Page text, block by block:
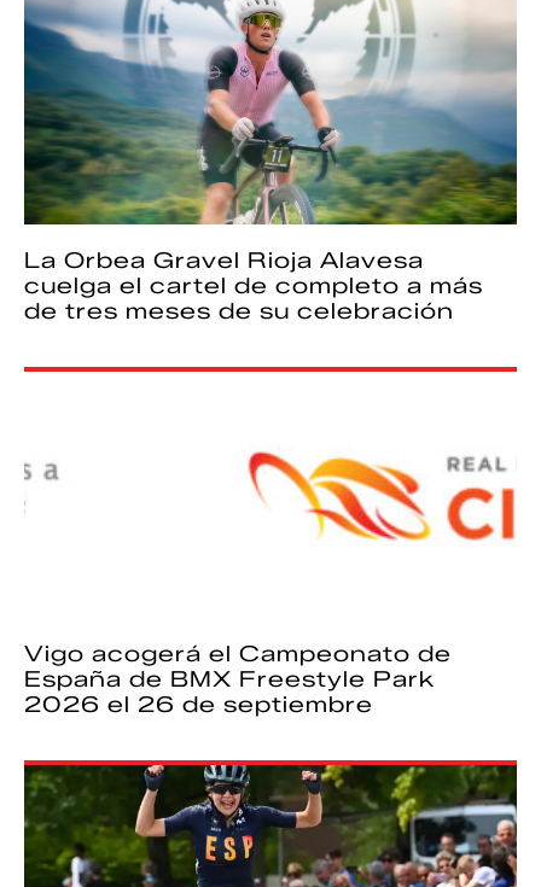
La Orbea Gravel Rioja Alavesa
cuelga el cartel de completo a más
de tres meses de su celebración
Vigo acogerá el Campeonato de
España de BMX Freestyle Park
2026 el 26 de septiembre